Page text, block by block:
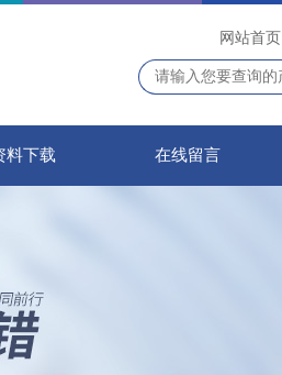
网站首页
料下载 在线留言